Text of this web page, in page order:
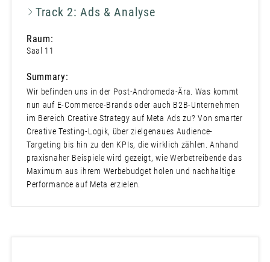
Track 2: Ads & Analyse
Raum:
Saal 11
Summary:
Wir befinden uns in der Post-Andromeda-Ära. Was kommt
nun auf E-Commerce-Brands oder auch B2B-Unternehmen
im Bereich Creative Strategy auf Meta Ads zu? Von smarter
Creative Testing-Logik, über zielgenaues Audience-
Targeting bis hin zu den KPIs, die wirklich zählen. Anhand
praxisnaher Beispiele wird gezeigt, wie Werbetreibende das
Maximum aus ihrem Werbebudget holen und nachhaltige
Performance auf Meta erzielen.